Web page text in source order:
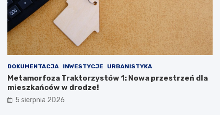
DOKUMENTACJA INWESTYCJE URBANISTYKA
Metamorfoza Traktorzystów 1: Nowa przestrzeń dla
mieszkańców w drodze!
5 sierpnia 2026